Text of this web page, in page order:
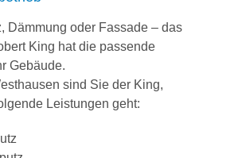
Dämmung oder Fassade – das
King hat die passende
Gebäude.
sind Sie der King,
Leistungen geht: